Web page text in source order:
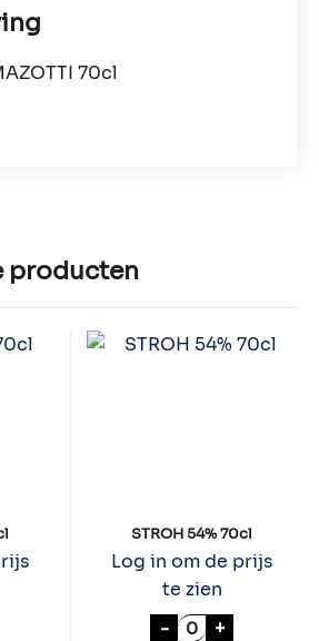
70cl
producten
70cl aantal
STROH 54% 70cl
Log in om de prijs
te zien
- STROH 54%
+